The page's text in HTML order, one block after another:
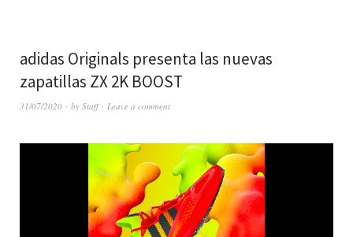
adidas Originals presenta las nuevas
zapatillas ZX 2K BOOST
31/07/2020 by Staff Leave a comment